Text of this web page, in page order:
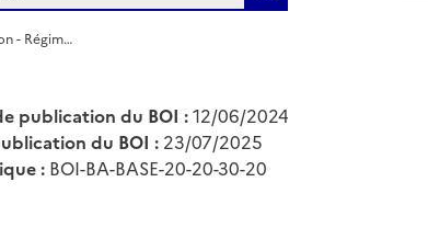
- Régim…
publication du BOI :12/06/2024
du BOI : 23/07/2025
: BOI-BA-BASE-20-20-30-20